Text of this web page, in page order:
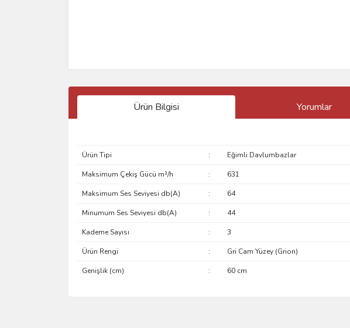
Ürün Bilgisi Yorumlar
Ürün Tipi : Eğimli Davlumbazlar
Maksimum Çekiş Gücü m³/h : 631
Maksimum Ses Seviyesi db(A) : 64
Minumum Ses Seviyesi db(A) : 44
Kademe Sayısı : 3
Ürün Rengi : Gri Cam Yüzey (Grion)
Genişlik (cm) : 60 cm